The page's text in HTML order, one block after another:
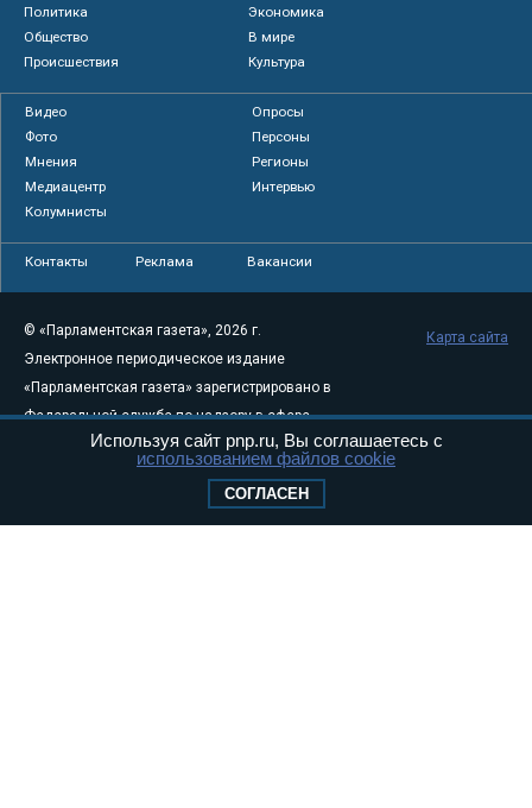
Политика
Экономика
Общество
В мире
Происшествия
Культура
Видео
Опросы
Фото
Персоны
Мнения
Регионы
Медиацентр
Интервью
Колумнисты
Контакты Реклама Вакансии
© «Парламентская газета», 2026 г.
Электронное периодическое издание
«Парламентская газета» зарегистрировано в
Федеральной службе по надзору в сфере
связи, информационных технологий и
массовых коммуникаций (Роскомнадзор) 05
Свидетельство о регистрации Эл № ФС77-
Карта сайта
Используя сайт pnp.ru, Вы соглашаетесь с
использованием файлов cookie
СОГЛАСЕН